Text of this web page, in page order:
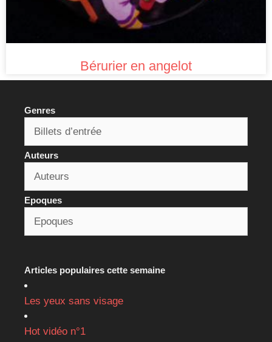
Bérurier en angelot
Genres
Auteurs
Epoques
Articles populaires cette semaine
Les yeux sans visage
Hot vidéo n°1